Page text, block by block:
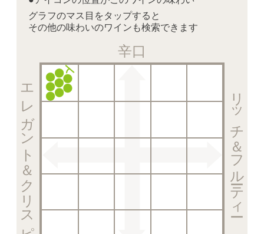
グラフのマス目をタップすると
その他の味わいのワインも検索できます
辛口
リッチ＆フルーティー
エレガント＆クリスピー